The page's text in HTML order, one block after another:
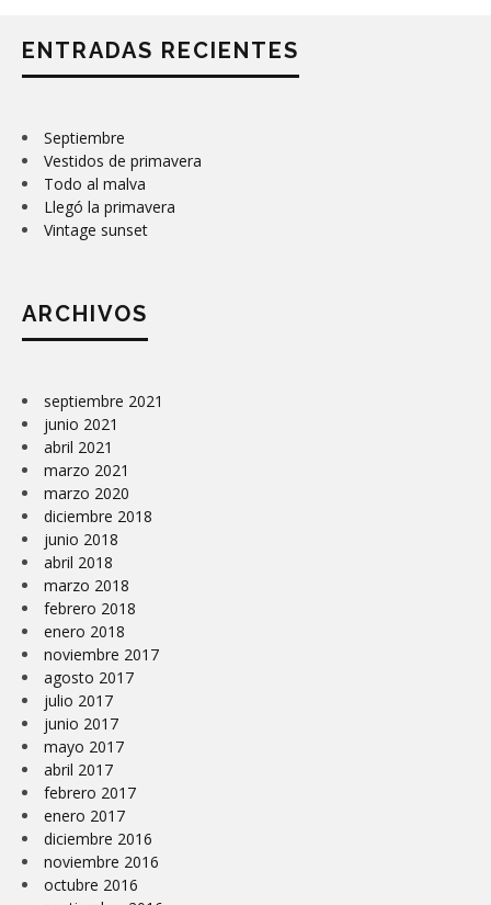
ENTRADAS RECIENTES
Septiembre
Vestidos de primavera
Todo al malva
Llegó la primavera
Vintage sunset
ARCHIVOS
septiembre 2021
junio 2021
abril 2021
marzo 2021
marzo 2020
diciembre 2018
junio 2018
abril 2018
marzo 2018
febrero 2018
enero 2018
noviembre 2017
agosto 2017
julio 2017
junio 2017
mayo 2017
abril 2017
febrero 2017
enero 2017
diciembre 2016
noviembre 2016
octubre 2016